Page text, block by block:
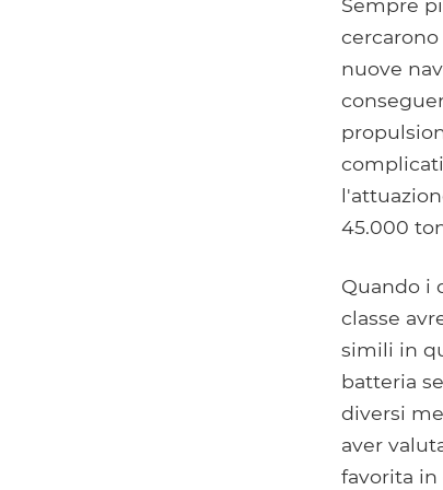
Sempre
nuove
45.000
Quando i
classe
simili in
batteria
diversi
aver
favorita